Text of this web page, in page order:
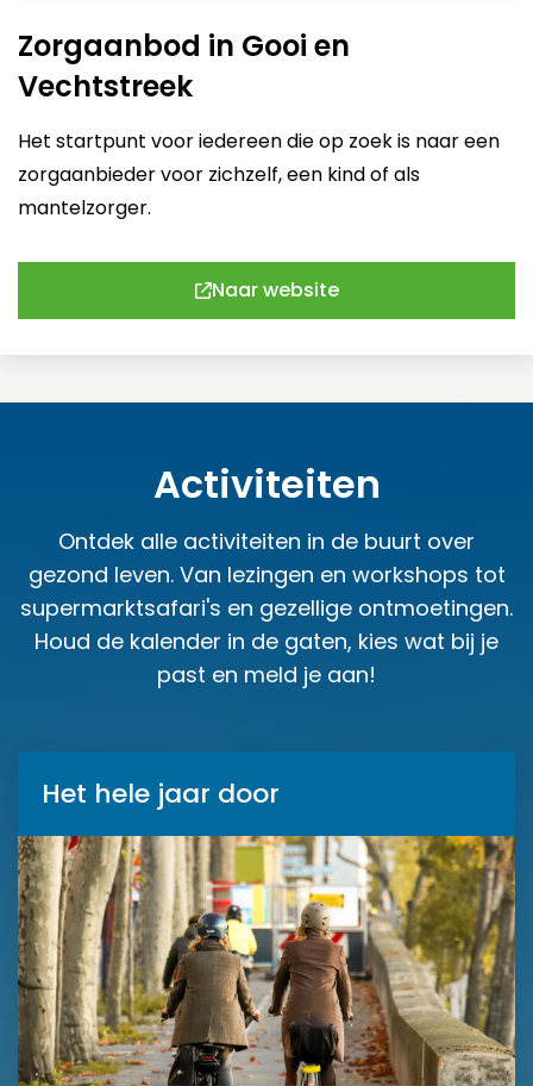
Zorgaanbod in Gooi en
Vechtstreek
Het startpunt voor iedereen die op zoek is naar een
zorgaanbieder voor zichzelf, een kind of als
mantelzorger.
Naar website
Activiteiten
Ontdek alle activiteiten in de buurt over
gezond leven. Van lezingen en workshops tot
supermarktsafari's en gezellige ontmoetingen.
Houd de kalender in de gaten, kies wat bij je
past en meld je aan!
Het hele jaar door